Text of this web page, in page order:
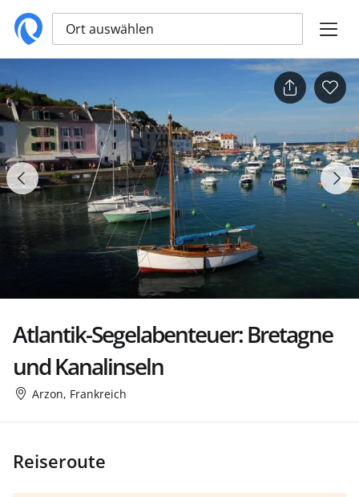
Ort auswählen
Atlantik-Segelabenteuer: Bretagne
und Kanalinseln
Arzon, Frankreich
Reiseroute